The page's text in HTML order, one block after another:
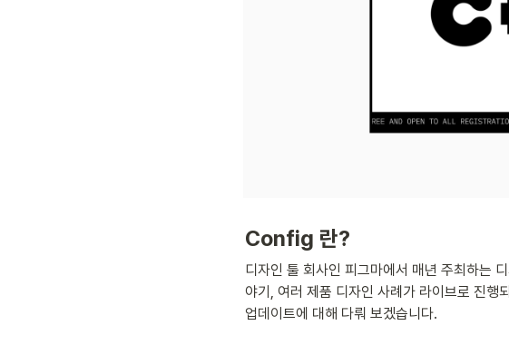
Config 란?
디자인 툴 회사인 피그마에서 매년 주최하는
야기, 여러 제품 디자인 사례가 라이브로 진행
업데이트에 대해 다뤄 보겠습니다.